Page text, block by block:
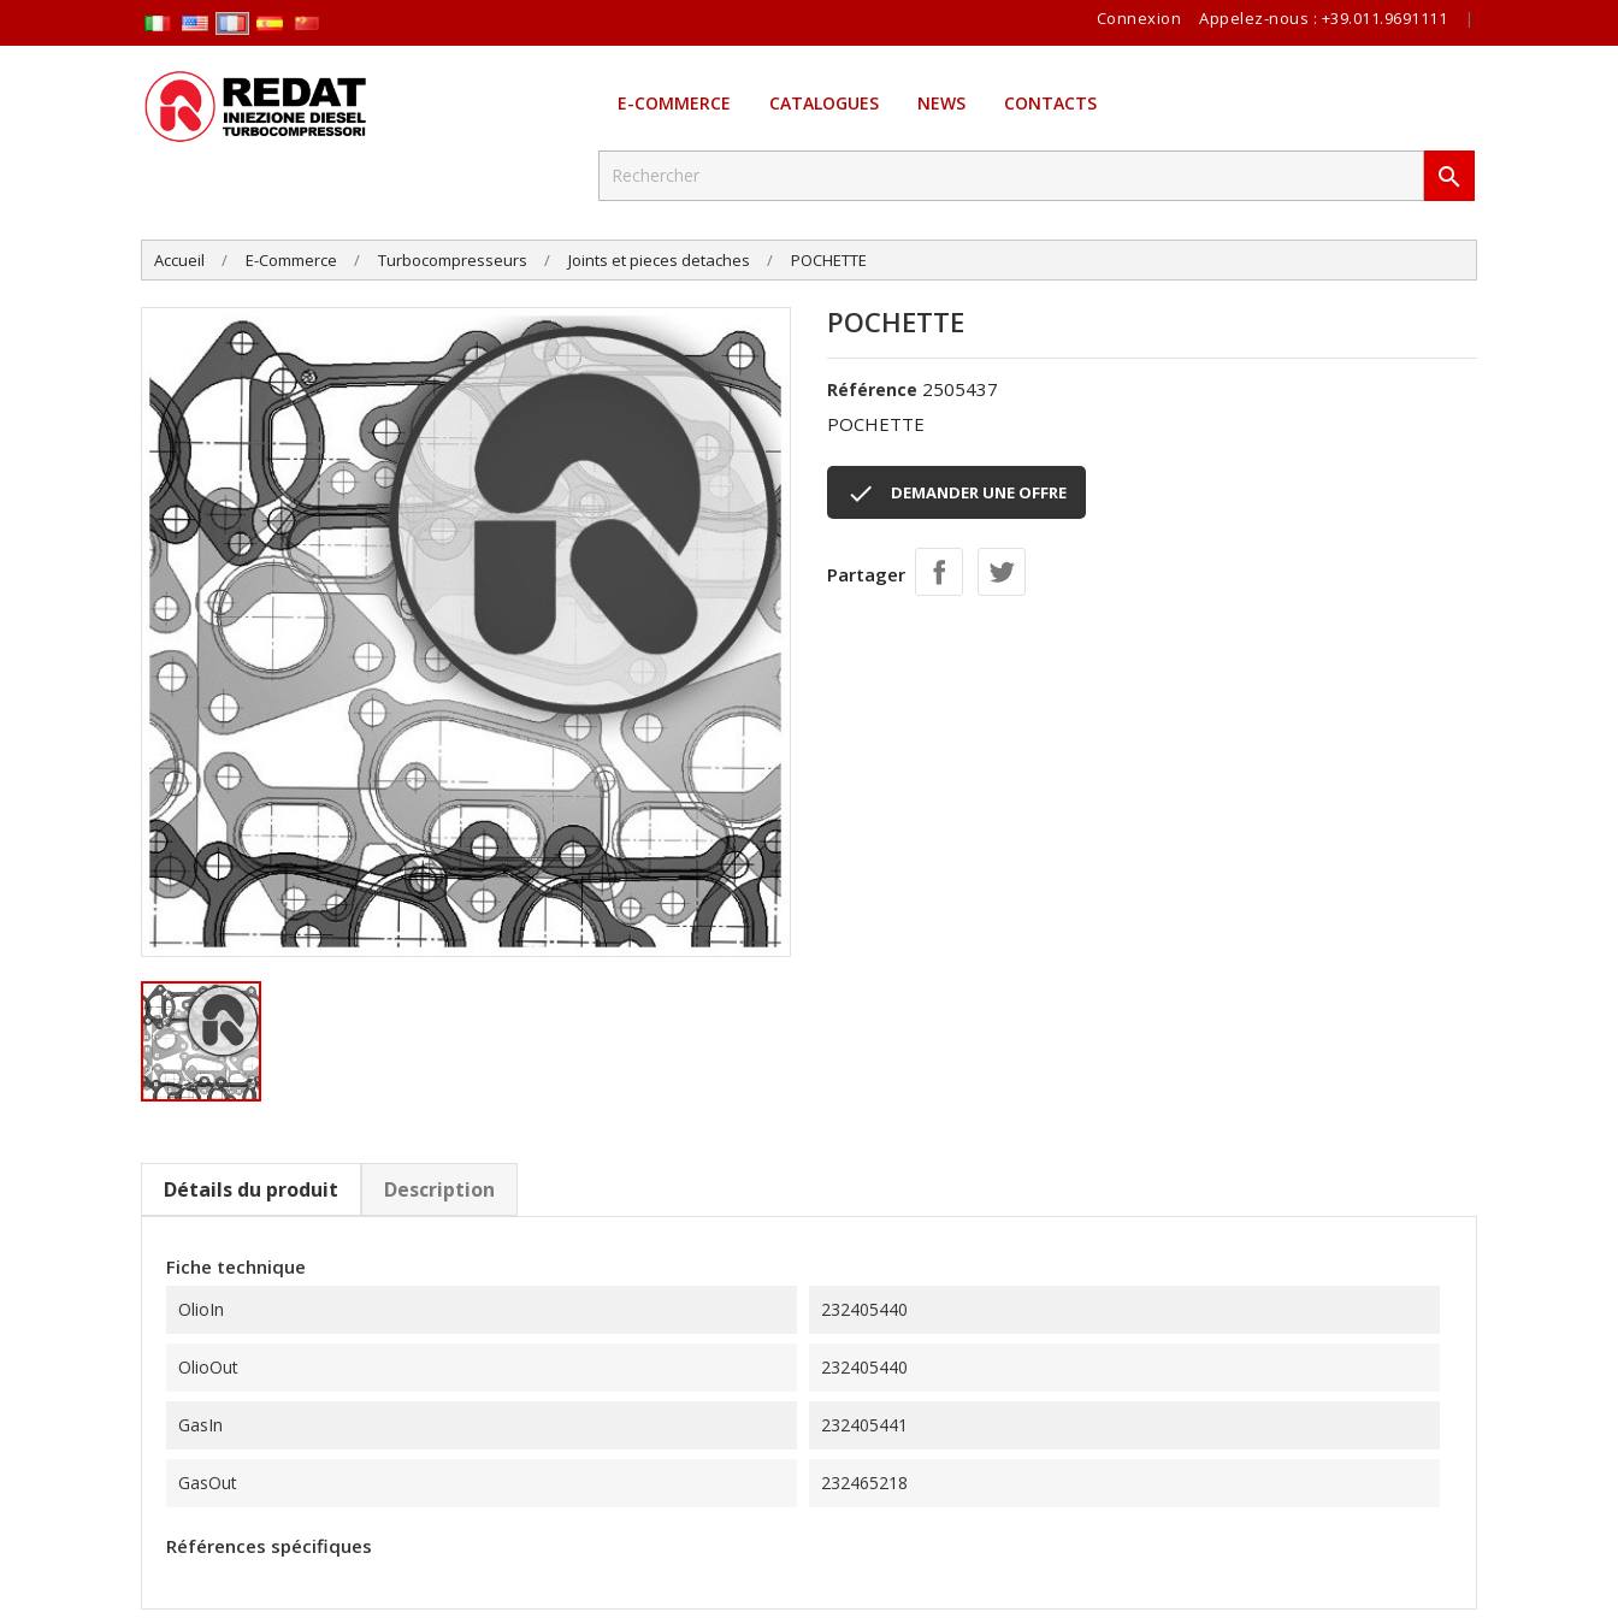
Connexion Appelez-nous : +39.011.9691111 |
E-COMMERCE CATALOGUES NEWS CONTACTS

Accueil E-Commerce Turbocompresseurs Joints et pieces detaches POCHETTE
POCHETTE
Référence 2505437
POCHETTE
 DEMANDER UNE OFFRE
Partager
Détails du produit Description
Fiche technique
OlioIn 232405440
OlioOut 232405440
GasIn 232405441
GasOut 232465218
Références spécifiques